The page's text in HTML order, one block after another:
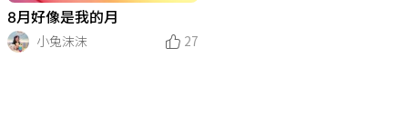
8月好像是我的月
小兔沫沫
27